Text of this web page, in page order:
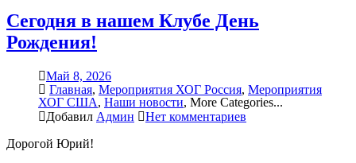
Сегодня в нашем Клубе День
Рождения!
Май 8, 2026
Главная, Мероприятия ХОГ Россия, Мероприятия
ХОГ США, Наши новости, More Categories...
Добавил Админ
Нет комментариев
Дорогой Юрий!